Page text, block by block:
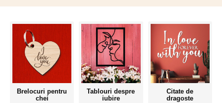
Brelocuri pentru
chei
Tablouri despre
iubire
Citate de
dragoste